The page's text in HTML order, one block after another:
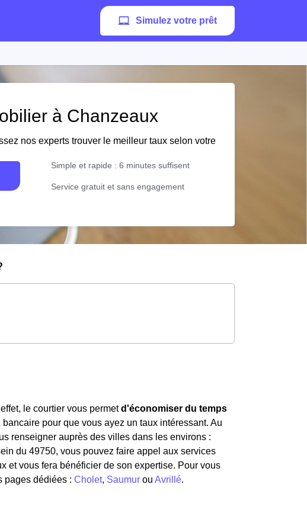
Simulez votre prêt
à Chanzeaux
nos experts trouver le meilleur taux selon votre
Simple et rapide : 6 minutes suffisent
Service gratuit et sans engagement
le courtier vous permetd'économiser du temps
pour que vous ayez un taux intéressant. Au
renseigner auprès des villes dans les environs :
du 49750, vous pouvez faire appel aux services
et vous fera bénéficier de son expertise. Pour vous
pages dédiées : Cholet, Saumur ou Avrillé.